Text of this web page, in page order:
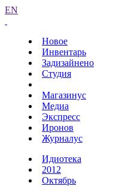
EN
Новое
Инвентарь
Задизайнено
Студия
Магазинус
Медиа
Экспресс
Иронов
Журналус
Идиотека
2012
Октябрь